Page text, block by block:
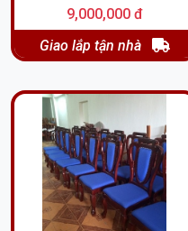
9,000,000 đ
Giao lắp tận nhà